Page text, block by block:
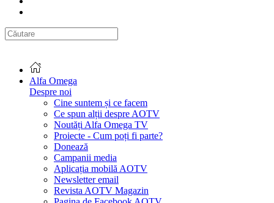
Alfa Omega
Despre noi
Cine suntem și ce facem
Ce spun alții despre AOTV
Noutăți Alfa Omega TV
Proiecte - Cum poți fi parte?
Donează
Campanii media
Aplicația mobilă AOTV
Newsletter email
Revista AOTV Magazin